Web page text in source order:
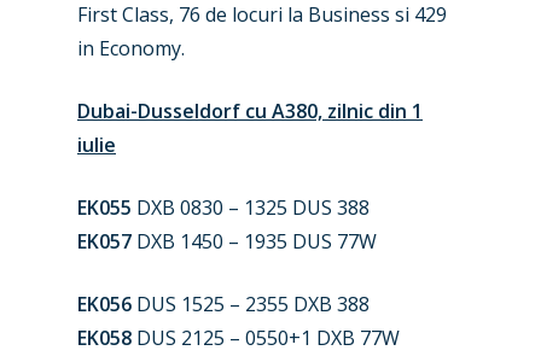
First Class, 76 de locuri la Business si 429
in Economy.
Dubai-Dusseldorf cu A380, zilnic din 1
iulie
EK055 DXB 0830 – 1325 DUS 388
EK057 DXB 1450 – 1935 DUS 77W
EK056 DUS 1525 – 2355 DXB 388
EK058 DUS 2125 – 0550+1 DXB 77W